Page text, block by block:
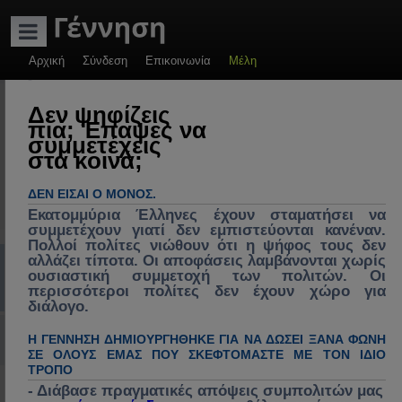
Αρχική Σύνδεση Επικοινωνία Μέλη
Γέννηση: Πολιτικές
συζητήσεις &
πρακτικές λύσεις.
Πολιτική, πολιτικοί
& πολιτικές στην
Ελλάδα, διάλογος
για ανασύνθεση
κράτους, θεσμών &
κοινωνίας,
επικαιρότητα,
κοινωνικά
προβλήματα,
Συχνές ερωτήσεις mChat Σύνδεση
Εγγραφή
>> Nέος στο Forum<< Αρχική Σελίδα (Home) Συζητήσεις Πιστοποιημένα & εγγεγραμμένα μέλη της " Γέννηση " ανά Νομό 41. Φλώρινας
Σύνδεση με Google, Facebook / Social
ΠΙΣΤΟΠΟΙΗΜΕΝΑ ΜΕΛΗ ΝΟΜΟΥ
ADVERTISEMENT
-
Δεν ψηφίζεις
πια; Έπαψες να
συμμετέχεις
στα κοινά;
ΔΕΝ ΕΊΣΑΙ Ο ΜΌΝΟΣ.
Εκατομμύρια Έλληνες έχουν σταματήσει να
συμμετέχουν γιατί δεν εμπιστεύονται κανέναν.
Πολλοί πολίτες νιώθουν ότι η ψήφος τους δεν
αλλάζει τίποτα. Οι αποφάσεις λαμβάνονται χωρίς
ουσιαστική συμμετοχή των πολιτών. Οι
περισσότεροι πολίτες δεν έχουν χώρο για
διάλογο.
Η ΓΕΝΝΗΣΗ ΔΗΜΙΟΥΡΓΉΘΗΚΕ ΓΙΑ ΝΑ ΔΏΣΕΙ ΞΑΝΆ ΦΩΝΉ
ΣΕ ΌΛΟΥΣ ΕΜΆΣ ΠΟΥ ΣΚΕΦΤΌΜΑΣΤΕ ΜΕ ΤΟΝ ΊΔΙΟ
ΤΡΌΠΟ
- Διάβασε πραγματικές απόψεις συμπολιτών μας